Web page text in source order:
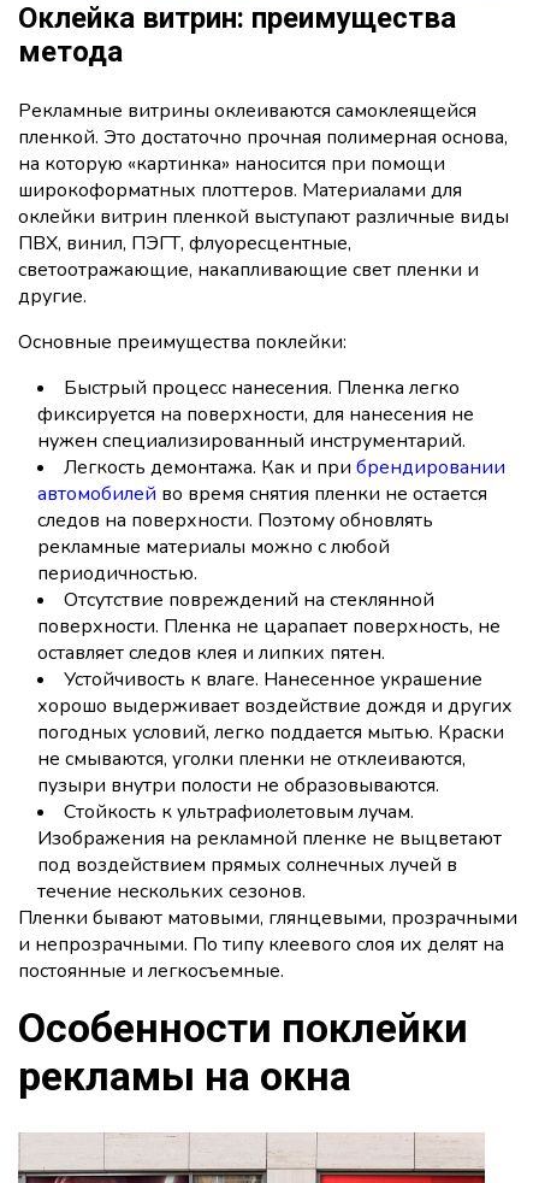
Оклейка витрин: преимущества
метода
Рекламные витрины оклеиваются самоклеящейся
пленкой. Это достаточно прочная полимерная основа,
на которую «картинка» наносится при помощи
широкоформатных плоттеров. Материалами для
оклейки витрин пленкой выступают различные виды
ПВХ, винил, ПЭГТ, флуоресцентные,
светоотражающие, накапливающие свет пленки и
другие.
Основные преимущества поклейки:
Быстрый процесс нанесения. Пленка легко
фиксируется на поверхности, для нанесения не
нужен специализированный инструментарий.
Легкость демонтажа. Как и при брендировании
автомобилей во время снятия пленки не остается
следов на поверхности. Поэтому обновлять
рекламные материалы можно с любой
периодичностью.
Отсутствие повреждений на стеклянной
поверхности. Пленка не царапает поверхность, не
оставляет следов клея и липких пятен.
Устойчивость к влаге. Нанесенное украшение
хорошо выдерживает воздействие дождя и других
погодных условий, легко поддается мытью. Краски
не смываются, уголки пленки не отклеиваются,
пузыри внутри полости не образовываются.
Стойкость к ультрафиолетовым лучам.
Изображения на рекламной пленке не выцветают
под воздействием прямых солнечных лучей в
течение нескольких сезонов.
Пленки бывают матовыми, глянцевыми, прозрачными
и непрозрачными. По типу клеевого слоя их делят на
постоянные и легкосъемные.
Особенности поклейки
рекламы на окна